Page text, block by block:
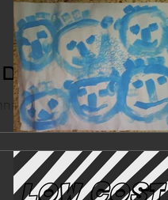
הסרטים
הנה זה בא, הסרטים האבודים,
אפל, מתחת לאחת הרגליים על
יובל ששון
29 באוג׳ 2022
יובל ששון
12 בפבר׳ 2021